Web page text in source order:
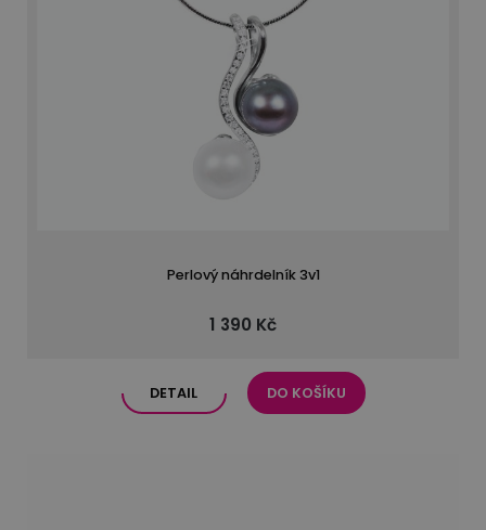
Perlový náhrdelník 3v1
1 390 Kč
DETAIL DO KOŠÍKU